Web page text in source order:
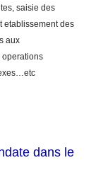
saisie des
etablissement des
aux
operations
dans le